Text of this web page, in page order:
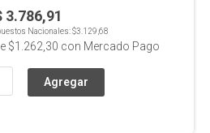
3.786,91
Nacionales:$3.129,68
$1.262,30 con Mercado Pago